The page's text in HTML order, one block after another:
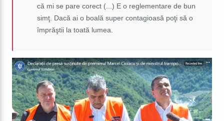
că mi se pare corect (...) E o reglementare de bun
simţ. Dacă ai o boală super contagioasă poţi să o
împrăştii la toată lumea